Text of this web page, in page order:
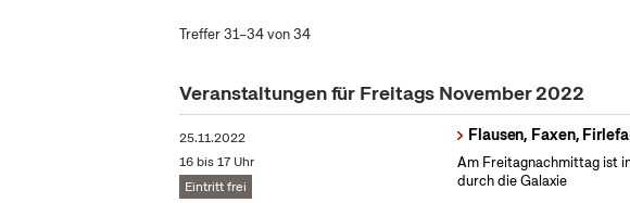
Treffer 31–34 von 34
Veranstaltungen für Freitags November 2022
25.11.2022
16 bis 17 Uhr
Eintritt frei
Flausen, Faxen,
Am Freitagnachmittag ist
durch die Galaxie